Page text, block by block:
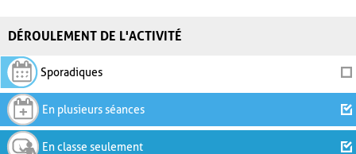
DÉROULEMENT DE L'ACTIVITÉ
Sporadiques
En plusieurs séances
En classe seulement